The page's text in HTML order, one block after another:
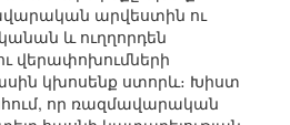
արվեստին ու
և ուղղորդեն
վերափոխումների
կխոսենք ստորև։ Խիստ
որ ռազմավարական